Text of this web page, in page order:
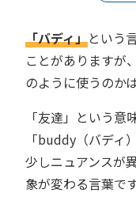
「バディ」という
ことがありますが
のように使うのか
「友達」という意
「buddy（バディ
少しニュアンスが
象が変わる言葉です